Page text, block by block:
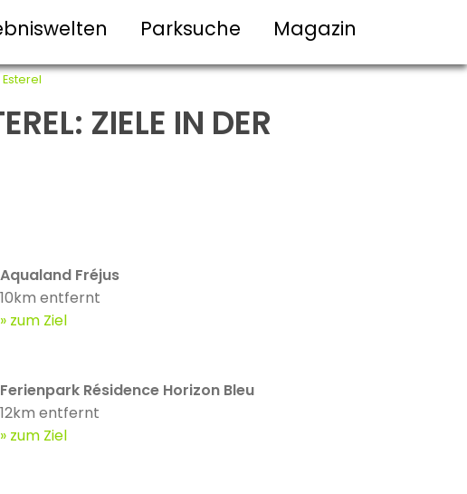
Parksuche Magazin
ZIELE IN DER
Aqualand Fréjus
10km entfernt
zum Ziel
Ferienpark Résidence Horizon Bleu
12km entfernt
zum Ziel